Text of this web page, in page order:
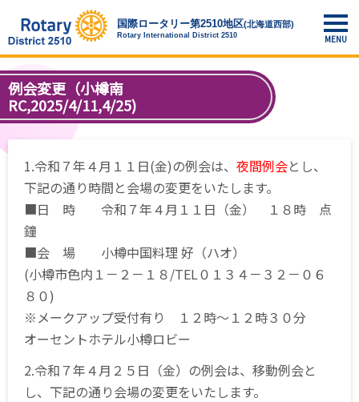
国際ロータリー第2510地区(北海道西部)
Rotary International District 2510
例会変更（小樽南
RC,2025/4/11,4/25)
1.令和７年４月１１日(金)の例会は、 夜間例会とし、
下記の通り時間と会場の変更をいたします。
■日 時 令和７年４月１１日（金） １８時 点
鐘
■会 場 小樽中国料理 好（ハオ）
(小樽市色内１－２－１８/TEL０１３４－３２－０６
８０)
※メークアップ受付有り １２時～１２時３０分
オーセントホテル小樽ロビー
2.令和７年４月２５日（金）の例会は、移動例会と
し、下記の通り会場の変更をいたします。